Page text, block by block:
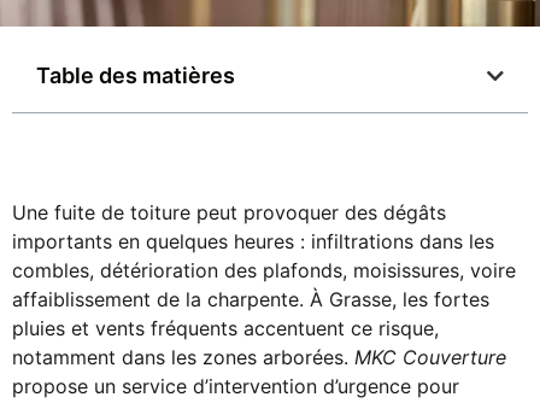
Table des matières
Une fuite de toiture peut provoquer des dégâts
importants en quelques heures : infiltrations dans les
combles, détérioration des plafonds, moisissures, voire
affaiblissement de la charpente. À Grasse, les fortes
pluies et vents fréquents accentuent ce risque,
notamment dans les zones arborées. MKC Couverture
propose un service d’intervention d’urgence pour